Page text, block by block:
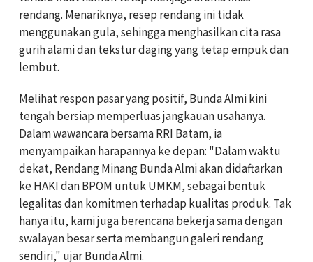
rendang. Menariknya, resep rendang ini tidak
menggunakan gula, sehingga menghasilkan cita rasa
gurih alami dan tekstur daging yang tetap empuk dan
lembut.
Melihat respon pasar yang positif, Bunda Almi kini
tengah bersiap memperluas jangkauan usahanya.
Dalam wawancara bersama RRI Batam, ia
menyampaikan harapannya ke depan: "Dalam waktu
dekat, Rendang Minang Bunda Almi akan didaftarkan
ke HAKI dan BPOM untuk UMKM, sebagai bentuk
legalitas dan komitmen terhadap kualitas produk. Tak
hanya itu, kami juga berencana bekerja sama dengan
swalayan besar serta membangun galeri rendang
sendiri," ujar Bunda Almi.